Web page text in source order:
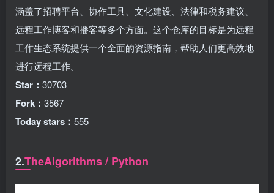
涵盖了招聘平台、协作工具、文化建设、法律和税务建议、
远程工作博客和播客等多个方面。这个仓库的目标是为远程
工作生态系统提供一个全面的资源指南，帮助人们更高效地
进行远程工作。
Star： 30703
Fork： 3567
Today stars： 555
2.TheAlgorithms / Python